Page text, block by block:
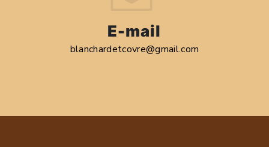
E-mail
blanchardetcovre@gmail.com